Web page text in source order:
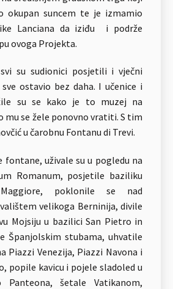
okupan suncem te je izmamio
Lanciana da iziđu i podrže
ovoga Projekta.
su sudionici posjetili i vječni
ostavio bez daha. I učenice i
su se kako je to muzej na
mu se žele ponovno vratiti. S tim
u čarobnu Fontanu di Trevi.
fontane, uživale su u pogledu na
Romanum, posjetile baziliku
poklonile se nad
velikoga Berninija, divile
Mojsiju u bazilici San Pietro in
Španjolskim stubama, uhvatile
Piazzi Venezija, Piazzi Navona i
popile kavicu i pojele sladoled u
šetale Vatikanom,